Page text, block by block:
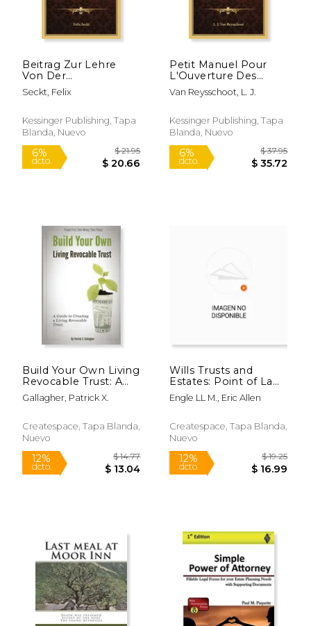
6%
dcto.
6%
Beitrag Zur Lehre
Von Der
Testamentsvollstreckung:
Ein
(1899) (en Alemán)
Seckt, Felix
Kessinger Publishing, Tapa
Blanda, Nuevo
Petit Manuel Pour
L'Ouverture Des
Successions (1889)
(en Francés)
Van Reysschoot, L. J.
Kessinger Publishing, Tapa
Blanda, Nuevo
Build Your Own Living
Revocable Trust: A
Guide to Creating a
Living Revocable
Gallagher, Patrick X.
Createspace, Tapa Blanda,
Nuevo
Wills Trusts and
Estates: Point of Law
(en Inglés)
Engle LL M., Eric Allen
Createspace, Tapa Blanda,
Nuevo